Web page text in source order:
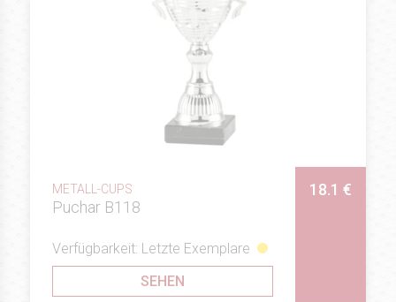
METALL-CUPS
Puchar B118
18.1 €
Verfügbarkeit: Letzte Exemplare
SEHEN